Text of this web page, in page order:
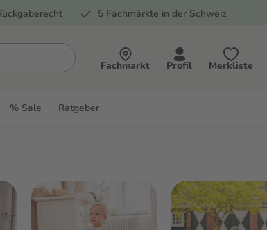
5 Fachmärkte in der Schweiz
Fachmarkt Profil Merkliste
% Sale Ratgeber